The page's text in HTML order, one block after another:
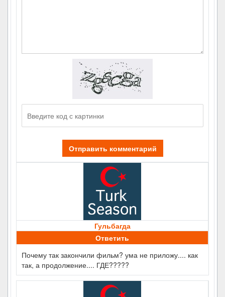
Отправить комментарий
Гульбагда
Ответить
Почему так закончили фильм? ума не приложу.... как
так, а продолжение.... ГДЕ?????